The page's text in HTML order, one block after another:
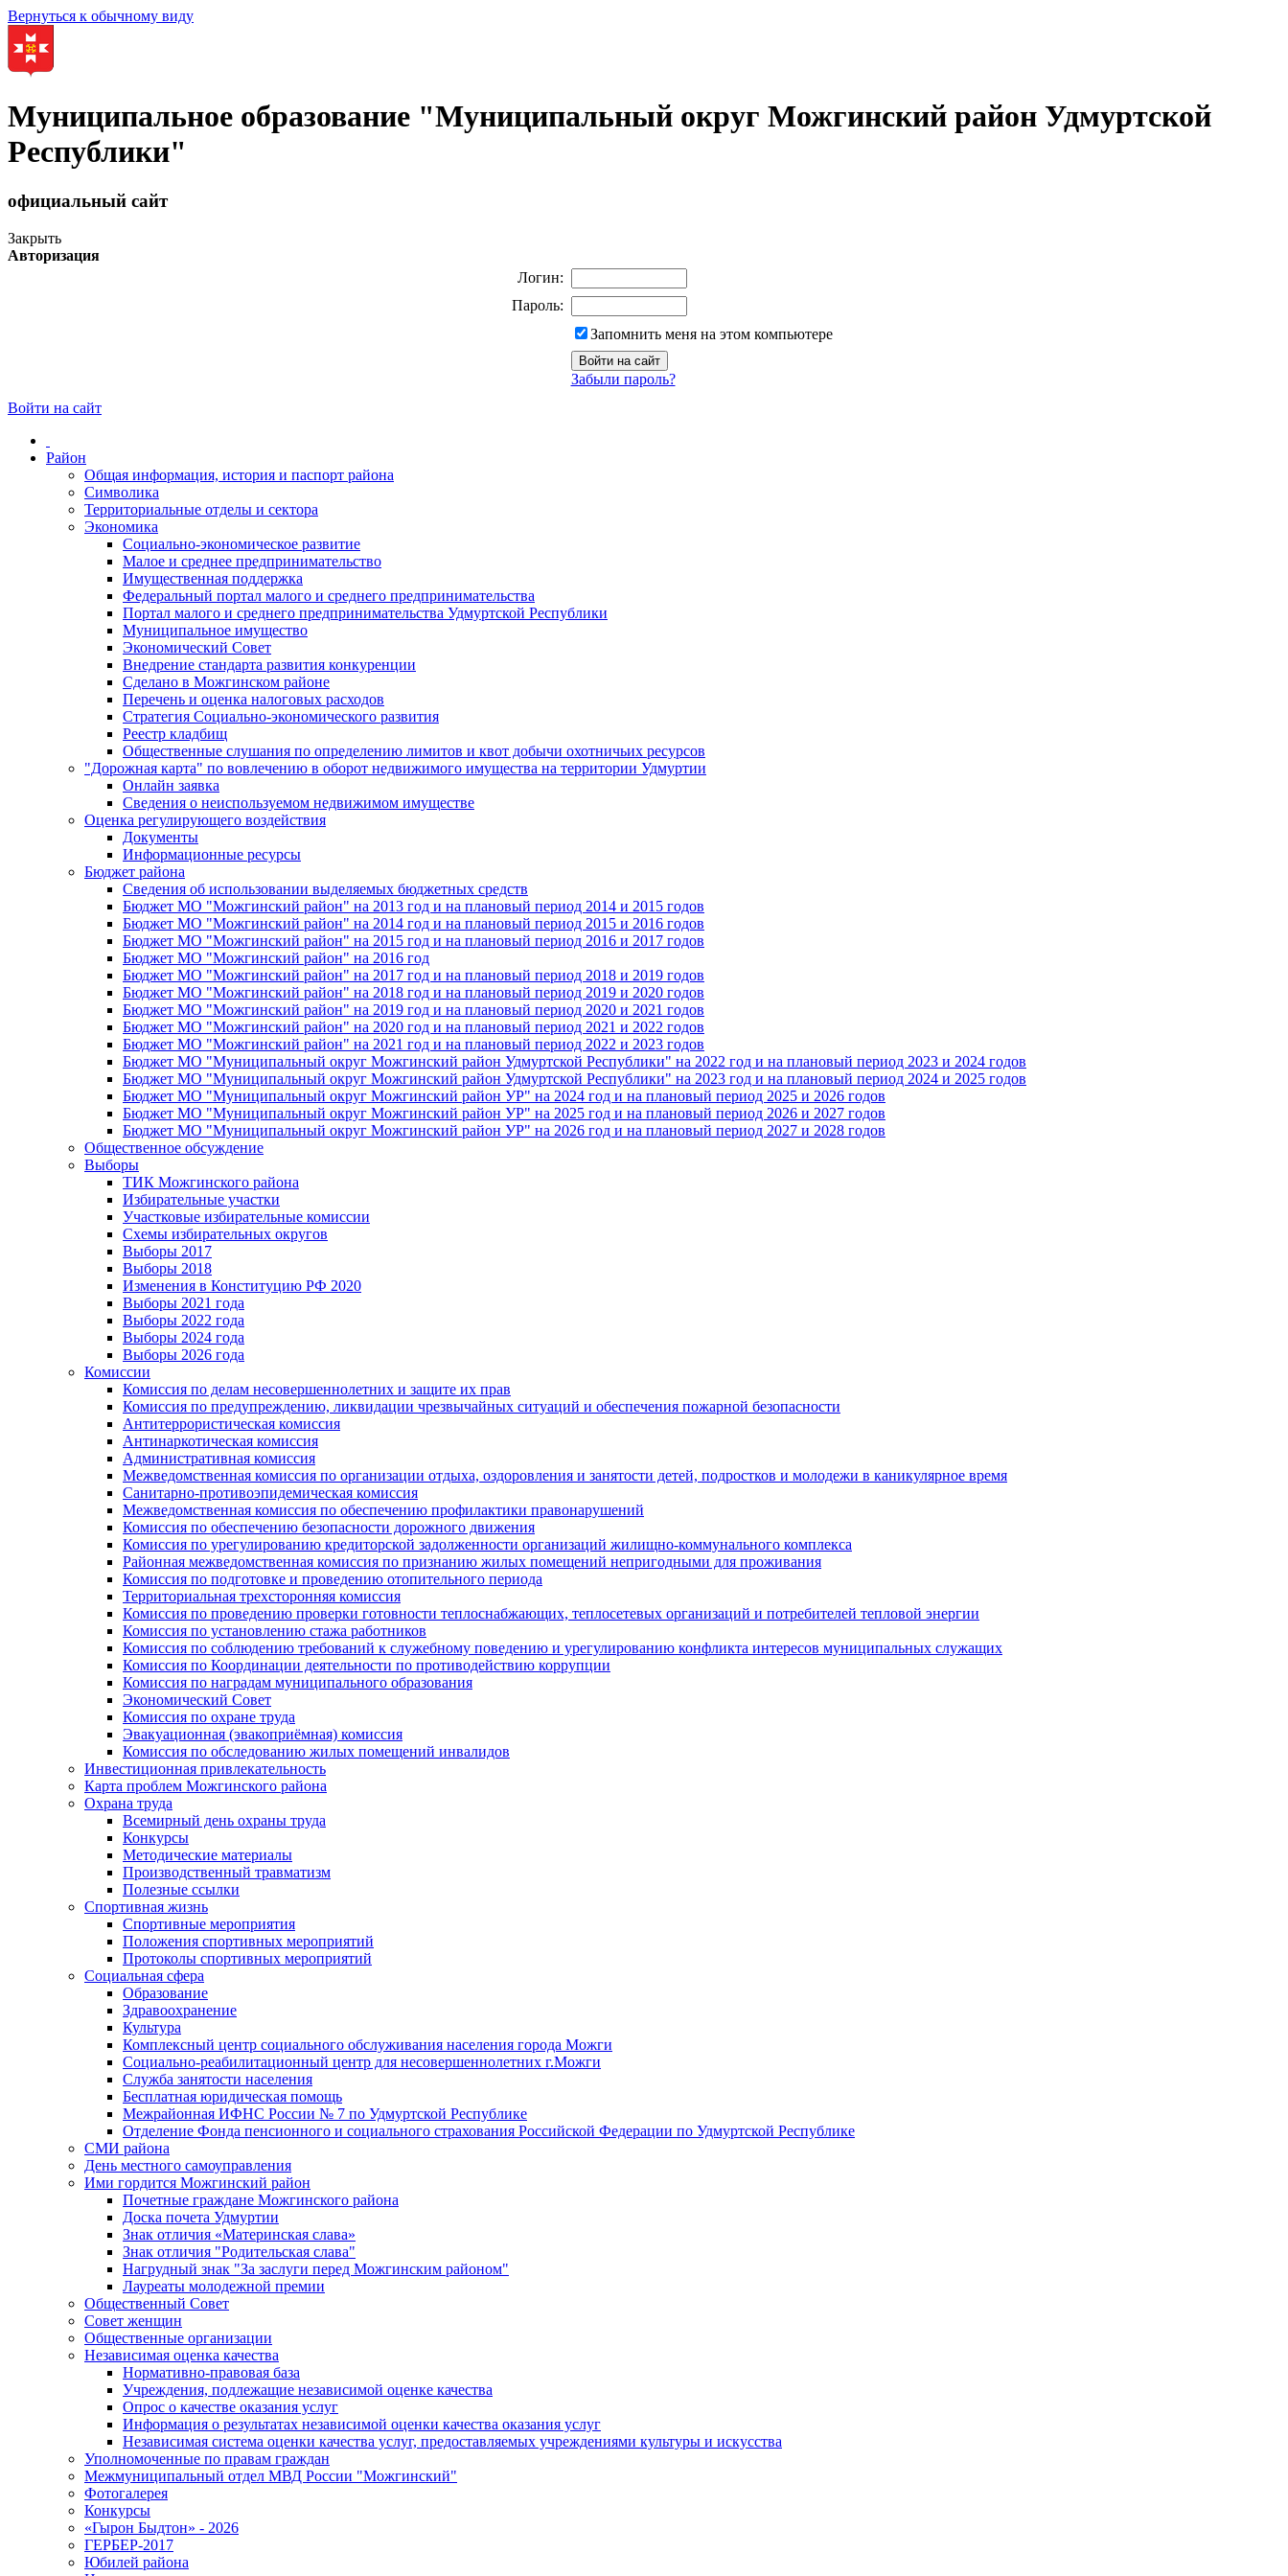
Вернуться к обычному виду
Муниципальное образование "Муниципальный округ Можгинский район Удмуртской
Республики"
официальный сайт
Закрыть
Авторизация
Логин:
Пароль:
Запомнить меня на этом компьютере
Забыли пароль?
Войти на сайт
Район
Общая информация, история и паспорт района
Символика
Территориальные отделы и сектора
Экономика
Социально-экономическое развитие
Малое и среднее предпринимательство
Имущественная поддержка
Федеральный портал малого и среднего предпринимательства
Портал малого и среднего предпринимательства Удмуртской Республики
Муниципальное имущество
Экономический Совет
Внедрение стандарта развития конкуренции
Сделано в Можгинском районе
Перечень и оценка налоговых расходов
Стратегия Социально-экономического развития
Реестр кладбищ
Общественные слушания по определению лимитов и квот добычи охотничьих ресурсов
"Дорожная карта" по вовлечению в оборот недвижимого имущества на территории Удмуртии
Онлайн заявка
Сведения о неиспользуемом недвижимом имуществе
Оценка регулирующего воздействия
Документы
Информационные ресурсы
Бюджет района
Сведения об использовании выделяемых бюджетных средств
Бюджет МО "Можгинский район" на 2013 год и на плановый период 2014 и 2015 годов
Бюджет МО "Можгинский район" на 2014 год и на плановый период 2015 и 2016 годов
Бюджет МО "Можгинский район" на 2015 год и на плановый период 2016 и 2017 годов
Бюджет МО "Можгинский район" на 2016 год
Бюджет МО "Можгинский район" на 2017 год и на плановый период 2018 и 2019 годов
Бюджет МО "Можгинский район" на 2018 год и на плановый период 2019 и 2020 годов
Бюджет МО "Можгинский район" на 2019 год и на плановый период 2020 и 2021 годов
Бюджет МО "Можгинский район" на 2020 год и на плановый период 2021 и 2022 годов
Бюджет МО "Можгинский район" на 2021 год и на плановый период 2022 и 2023 годов
Бюджет МО "Муниципальный округ Можгинский район Удмуртской Республики" на 2022 год и на плановый период 2023 и 2024 годов
Бюджет МО "Муниципальный округ Можгинский район Удмуртской Республики" на 2023 год и на плановый период 2024 и 2025 годов
Бюджет МО "Муниципальный округ Можгинский район УР" на 2024 год и на плановый период 2025 и 2026 годов
Бюджет МО "Муниципальный округ Можгинский район УР" на 2025 год и на плановый период 2026 и 2027 годов
Бюджет МО "Муниципальный округ Можгинский район УР" на 2026 год и на плановый период 2027 и 2028 годов
Общественное обсуждение
Выборы
ТИК Можгинского района
Избирательные участки
Участковые избирательные комиссии
Схемы избирательных округов
Выборы 2017
Выборы 2018
Изменения в Конституцию РФ 2020
Выборы 2021 года
Выборы 2022 года
Выборы 2024 года
Выборы 2026 года
Комиссии
Комиссия по делам несовершеннолетних и защите их прав
Комиссия по предупреждению, ликвидации чрезвычайных ситуаций и обеспечения пожарной безопасности
Антитеррористическая комиссия
Антинаркотическая комиссия
Административная комиссия
Межведомственная комиссия по организации отдыха, оздоровления и занятости детей, подростков и молодежи в каникулярное время
Санитарно-противоэпидемическая комиссия
Межведомственная комиссия по обеспечению профилактики правонарушений
Комиссия по обеспечению безопасности дорожного движения
Комиссия по урегулированию кредиторской задолженности организаций жилищно-коммунального комплекса
Районная межведомственная комиссия по признанию жилых помещений непригодными для проживания
Комиссия по подготовке и проведению отопительного периода
Территориальная трехсторонняя комиссия
Комиссия по проведению проверки готовности теплоснабжающих, теплосетевых организаций и потребителей тепловой энергии
Комиссия по установлению стажа работников
Комиссия по соблюдению требований к служебному поведению и урегулированию конфликта интересов муниципальных служащих
Комиссия по Координации деятельности по противодействию коррупции
Комиссия по наградам муниципального образования
Экономический Совет
Комиссия по охране труда
Эвакуационная (эвакоприёмная) комиссия
Комиссия по обследованию жилых помещений инвалидов
Инвестиционная привлекательность
Карта проблем Можгинского района
Охрана труда
Всемирный день охраны труда
Конкурсы
Методические материалы
Производственный травматизм
Полезные ссылки
Спортивная жизнь
Спортивные мероприятия
Положения спортивных мероприятий
Протоколы спортивных мероприятий
Социальная сфера
Образование
Здравоохранение
Культура
Комплексный центр социального обслуживания населения города Можги
Социально-реабилитационный центр для несовершеннолетних г.Можги
Служба занятости населения
Бесплатная юридическая помощь
Межрайонная ИФНС России № 7 по Удмуртской Республике
Отделение Фонда пенсионного и социального страхования Российской Федерации по Удмуртской Республике
СМИ района
День местного самоуправления
Ими гордится Можгинский район
Почетные граждане Можгинского района
Доска почета Удмуртии
Знак отличия «Материнская слава»
Знак отличия "Родительская слава"
Нагрудный знак "За заслуги перед Можгинским районом"
Лауреаты молодежной премии
Общественный Совет
Совет женщин
Общественные организации
Независимая оценка качества
Нормативно-правовая база
Учреждения, подлежащие независимой оценке качества
Опрос о качестве оказания услуг
Информация о результатах независимой оценки качества оказания услуг
Независимая система оценки качества услуг, предоставляемых учреждениями культуры и искусства
Уполномоченные по правам граждан
Межмуниципальный отдел МВД России "Можгинский"
Фотогалерея
Конкурсы
«Гырон Быдтон» - 2026
ГЕРБЕР-2017
Юбилей района